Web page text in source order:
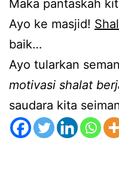
Maka pantaskah
Ayo ke masjid!
baik…
Ayo tularkan
motivasi shalat
saudara kita